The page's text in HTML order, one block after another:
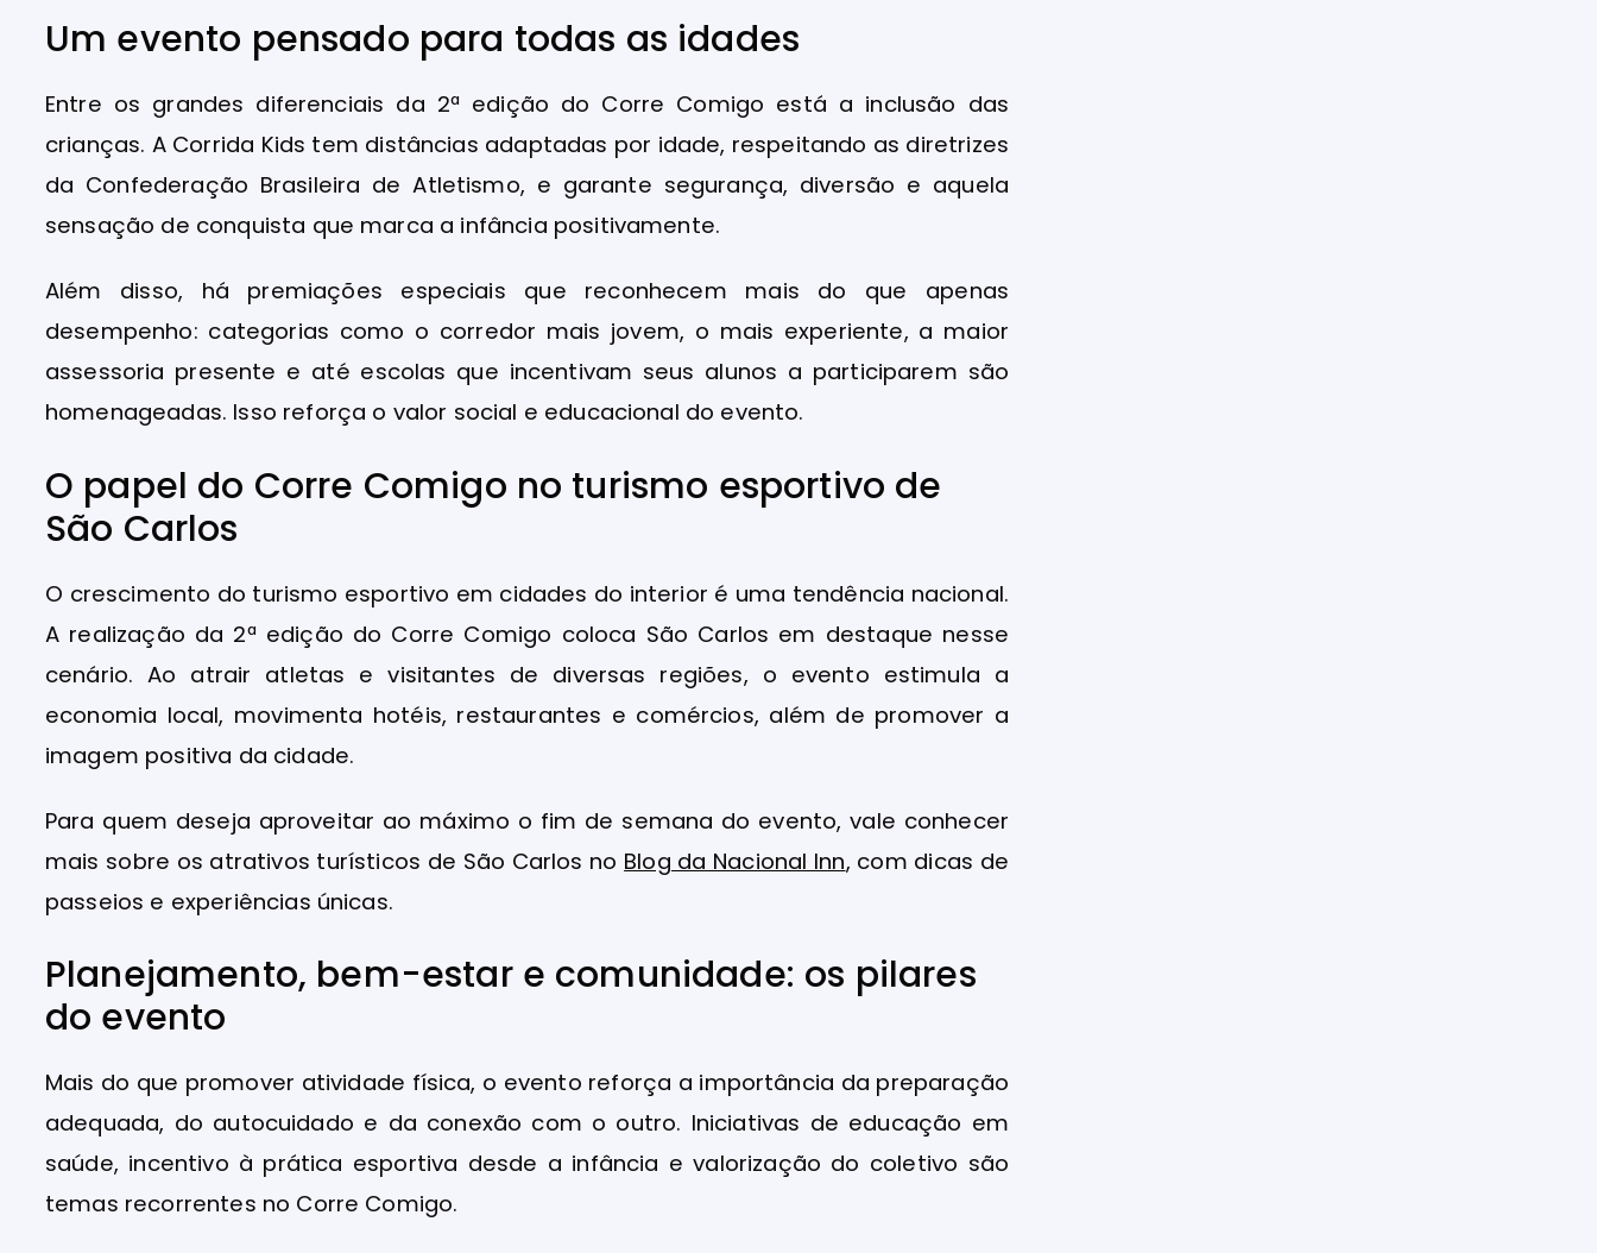
Um evento pensado para todas as idades
Entre os grandes diferenciais da 2ª edição do Corre Comigo está a inclusão das
crianças. A Corrida Kids tem distâncias adaptadas por idade, respeitando as diretrizes
da Confederação Brasileira de Atletismo, e garante segurança, diversão e aquela
sensação de conquista que marca a infância positivamente.
Além disso, há premiações especiais que reconhecem mais do que apenas
desempenho: categorias como o corredor mais jovem, o mais experiente, a maior
assessoria presente e até escolas que incentivam seus alunos a participarem são
homenageadas. Isso reforça o valor social e educacional do evento.
O papel do Corre Comigo no turismo esportivo de
São Carlos
O crescimento do turismo esportivo em cidades do interior é uma tendência nacional.
A realização da 2ª edição do Corre Comigo coloca São Carlos em destaque nesse
cenário. Ao atrair atletas e visitantes de diversas regiões, o evento estimula a
economia local, movimenta hotéis, restaurantes e comércios, além de promover a
imagem positiva da cidade.
Para quem deseja aproveitar ao máximo o fim de semana do evento, vale conhecer
mais sobre os atrativos turísticos de São Carlos no Blog da Nacional Inn, com dicas de
passeios e experiências únicas.
Planejamento, bem-estar e comunidade: os pilares
do evento
Mais do que promover atividade física, o evento reforça a importância da preparação
adequada, do autocuidado e da conexão com o outro. Iniciativas de educação em
saúde, incentivo à prática esportiva desde a infância e valorização do coletivo são
temas recorrentes no Corre Comigo.